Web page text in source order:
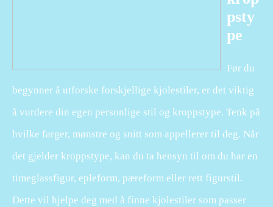
psty
pe
Før du
begynner å utforske forskjellige kjolestiler, er det viktig
å vurdere din egen personlige stil og kroppstype. Tenk på
hvilke farger, mønstre og snitt som appellerer til deg. Når
det gjelder kroppstype, kan du ta hensyn til om du har en
timeglassfigur, epleform, pæreform eller rett figurstil.
Dette vil hjelpe deg med å finne kjolestiler som passer